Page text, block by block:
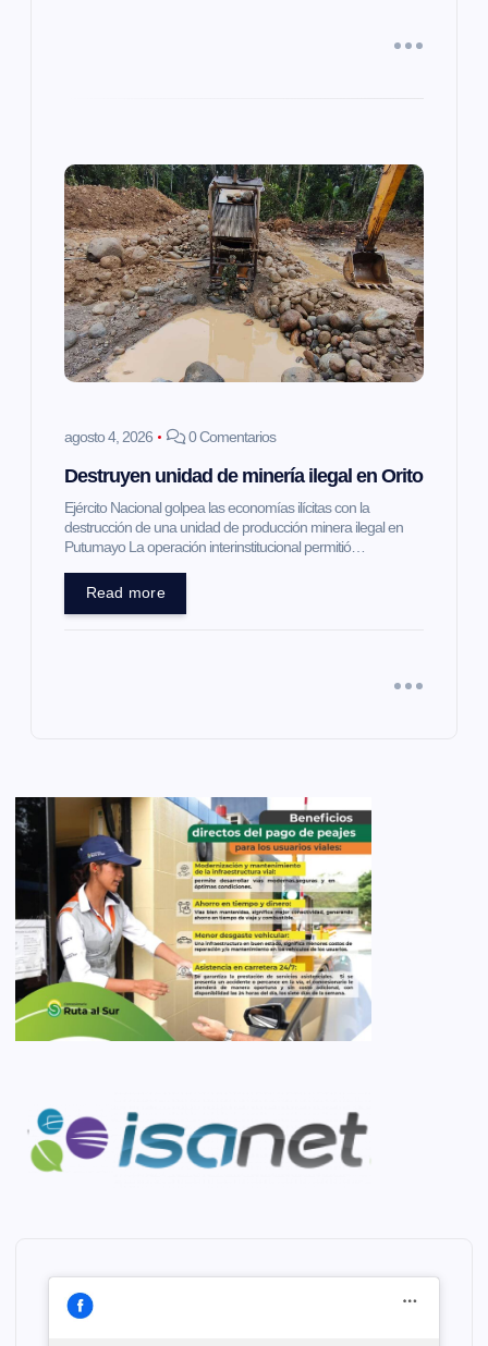
agosto 4, 2026 0 Comentarios
Destruyen unidad de minería ilegal en Orito
Ejército Nacional golpea las economías ilícitas con la
destrucción de una unidad de producción minera ilegal en
Putumayo La operación interinstitucional permitió…
Read more